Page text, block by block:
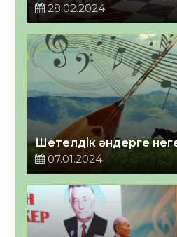
28.02.2024
Шетелдік әндерге
07.01.2024